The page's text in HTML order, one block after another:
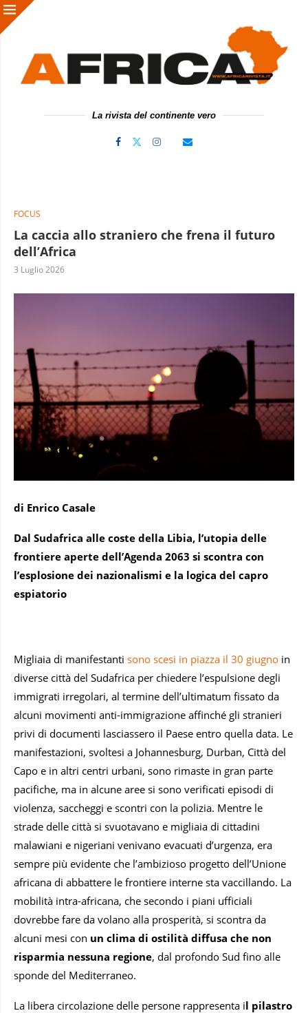
La rivista del continente vero
FOCUS
La caccia allo straniero che frena il futuro
dell’Africa
3 Luglio 2026
di Enrico Casale
Dal Sudafrica alle coste della Libia, l’utopia delle
frontiere aperte dell’Agenda 2063 si scontra con
l’esplosione dei nazionalismi e la logica del capro
espiatorio
Migliaia di manifestanti sono scesi in piazza il 30 giugno in
diverse città del Sudafrica per chiedere l’espulsione degli
immigrati irregolari, al termine dell’ultimatum fissato da
alcuni movimenti anti-immigrazione affinché gli stranieri
privi di documenti lasciassero il Paese entro quella data. Le
manifestazioni, svoltesi a Johannesburg, Durban, Città del
Capo e in altri centri urbani, sono rimaste in gran parte
pacifiche, ma in alcune aree si sono verificati episodi di
violenza, saccheggi e scontri con la polizia. Mentre le
strade delle città si svuotavano e migliaia di cittadini
malawiani e nigeriani venivano evacuati d’urgenza, era
sempre più evidente che l’ambizioso progetto dell’Unione
africana di abbattere le frontiere interne sta vaccillando. La
mobilità intra-africana, che secondo i piani ufficiali
dovrebbe fare da volano alla prosperità, si scontra da
alcuni mesi con un clima di ostilità diffusa che non
risparmia nessuna regione, dal profondo Sud fino alle
sponde del Mediterraneo.
La libera circolazione delle persone rappresenta il pilastro